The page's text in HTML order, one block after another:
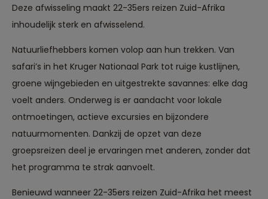
Deze afwisseling maakt 22-35ers reizen Zuid-Afrika
inhoudelijk sterk en afwisselend.
Natuurliefhebbers komen volop aan hun trekken. Van
safari’s in het Kruger Nationaal Park tot ruige kustlijnen,
groene wijngebieden en uitgestrekte savannes: elke dag
voelt anders. Onderweg is er aandacht voor lokale
ontmoetingen, actieve excursies en bijzondere
natuurmomenten. Dankzij de opzet van deze
groepsreizen deel je ervaringen met anderen, zonder dat
het programma te strak aanvoelt.
Benieuwd wanneer 22-35ers reizen Zuid-Afrika het meest